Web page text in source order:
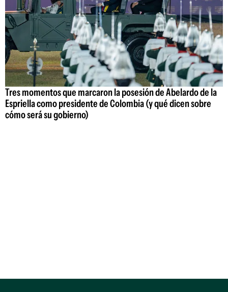
Tres momentos que marcaron la posesión de Abelardo de la
Espriella como presidente de Colombia (y qué dicen sobre
cómo será su gobierno)